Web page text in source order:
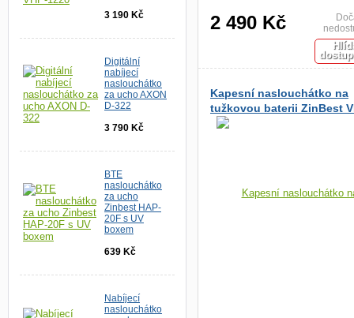
2 490 Kč
Kapesní naslouchátko na
tužkovou baterii ZinBest
302 s UV boxem
3 190 Kč
Digitální
nabíjecí
naslouchátko
za ucho AXON
D-322
3 790 Kč
BTE
naslouchátko
za ucho
Zinbest HAP-
20F s UV
boxem
639 Kč
Nabíjecí
naslouchátko